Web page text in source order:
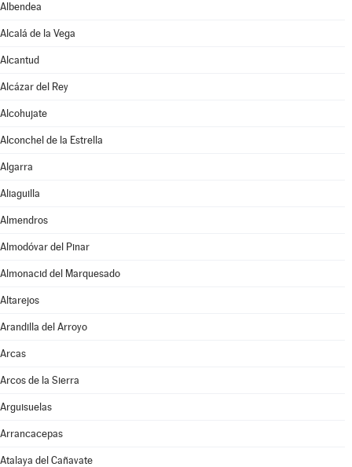
Albendea
Alcalá de la Vega
Alcantud
Alcázar del Rey
Alcohujate
Alconchel de la Estrella
Algarra
Aliaguilla
Almendros
Almodóvar del Pinar
Almonacid del Marquesado
Altarejos
Arandilla del Arroyo
Arcas
Arcos de la Sierra
Arguisuelas
Arrancacepas
Atalaya del Cañavate